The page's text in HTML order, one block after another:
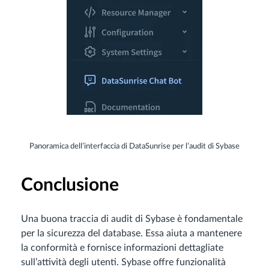
Panoramica dell’interfaccia di DataSunrise per l’audit di Sybase
Conclusione
Una buona traccia di audit di Sybase è fondamentale
per la sicurezza del database. Essa aiuta a mantenere
la conformità e fornisce informazioni dettagliate
sull’attività degli utenti. Sybase offre funzionalità